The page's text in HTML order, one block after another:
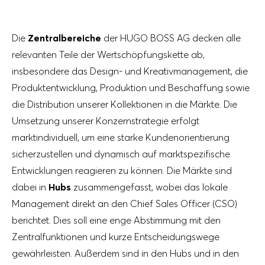
Die Zentralbereiche der HUGO BOSS AG decken alle
relevanten Teile der Wertschöpfungskette ab,
insbesondere das Design- und Kreativmanagement, die
Produktentwicklung, Produktion und Beschaffung sowie
die Distribution unserer Kollektionen in die Märkte. Die
Umsetzung unserer Konzernstrategie erfolgt
marktindividuell, um eine starke Kundenorientierung
sicherzustellen und dynamisch auf marktspezifische
Entwicklungen reagieren zu können. Die Märkte sind
dabei in Hubs zusammengefasst, wobei das lokale
Management direkt an den Chief Sales Officer (CSO)
berichtet. Dies soll eine enge Abstimmung mit den
Zentralfunktionen und kurze Entscheidungswege
gewährleisten. Außerdem sind in den Hubs und in den